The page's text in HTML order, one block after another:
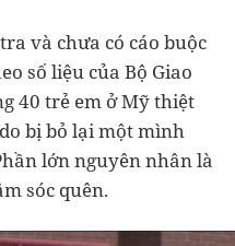
và chưa có cáo buộc
số liệu của Bộ Giao
40 trẻ em ở Mỹ thiệt
bị bỏ lại một mình
lớn nguyên nhân là
sóc quên.